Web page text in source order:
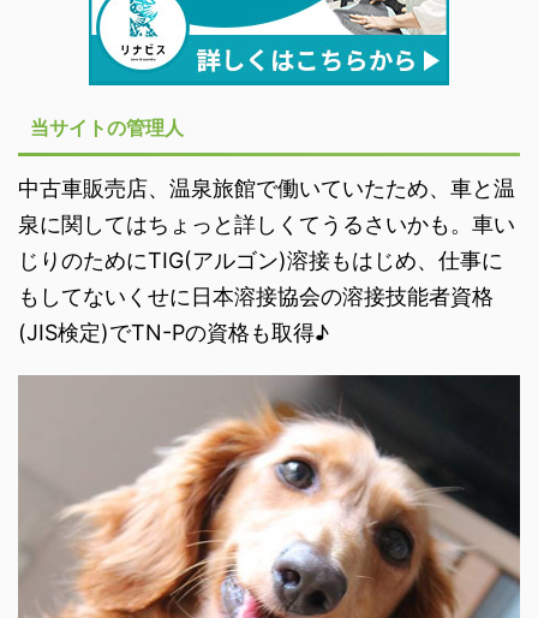
当サイトの管理人
中古車販売店、温泉旅館で働いていたため、車と温
泉に関してはちょっと詳しくてうるさいかも。車い
じりのためにTIG(アルゴン)溶接もはじめ、仕事に
もしてないくせに日本溶接協会の溶接技能者資格
(JIS検定)でTN-Pの資格も取得♪